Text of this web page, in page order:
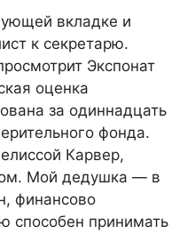
вкладке и
к секретарю.
Экспонат
оценка
за одиннадцать
фонда.
Карвер,
Мой дедушка — в
финансово
способен принимать